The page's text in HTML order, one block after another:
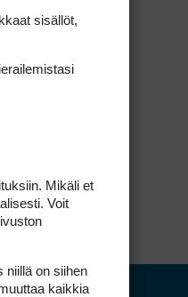
sisällöt,
Mikäli et
Voit
niillä on siihen
kaikkia